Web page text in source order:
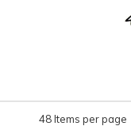
48 Items per page